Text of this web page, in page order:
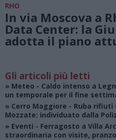
RHO
In via Moscova a
Data Center: la
adotta il piano
Gli articoli più letti
» Meteo - Caldo intenso a
un temporale per il fine
» Cerro Maggiore - Ruba rifiuti
Mozzate: individuato dalla
» Eventi - Ferragosto a Villa
straordinaria con visite,